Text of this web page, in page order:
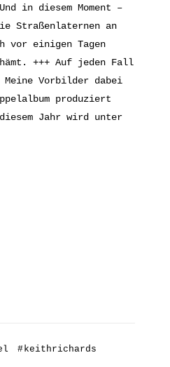
in diesem Moment –
Straßenlaternen an
vor einigen Tagen
+++ Auf jeden Fall
Meine Vorbilder dabei
produziert
Jahr wird unter
#keithrichards